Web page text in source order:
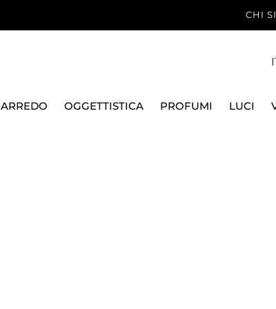
CHI
ARREDO OGGETTISTICA PROFUMI LUCI
ANELLO 22 X TORTE